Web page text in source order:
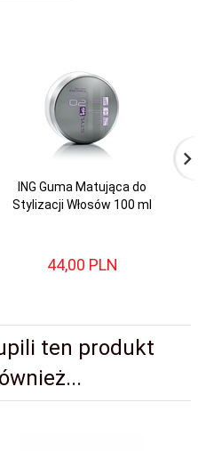
ING Guma Matująca do
Stylizacji Włosów 100 ml
44,00 PLN
ten produkt